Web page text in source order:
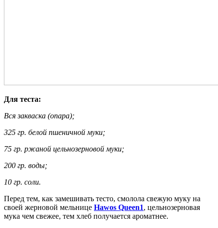
Для теста:
Вся закваска (опара);
325 гр. белой пшеничной муки;
75 гр. ржаной цельнозерновой муки;
200 гр. воды;
10 гр. соли.
Перед тем, как замешивать тесто, смолола свежую муку на
своей жерновой мельнице Hawos Queen1, цельнозерновая
мука чем свежее, тем хлеб получается ароматнее.